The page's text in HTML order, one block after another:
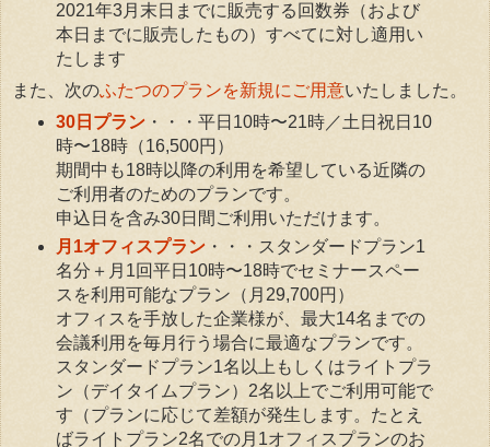
2021年3月末日までに販売する回数券（および
本日までに販売したもの）すべてに対し適用い
たします
また、次のふたつのプランを新規にご用意いたしました。
30日プラン・・・平日10時〜21時／土日祝日10
時〜18時（16,500円）
期間中も18時以降の利用を希望している近隣の
ご利用者のためのプランです。
申込日を含み30日間ご利用いただけます。
月1オフィスプラン・・・スタンダードプラン1
名分＋月1回平日10時〜18時でセミナースペー
スを利用可能なプラン（月29,700円）
オフィスを手放した企業様が、最大14名までの
会議利用を毎月行う場合に最適なプランです。
スタンダードプラン1名以上もしくはライトプラ
ン（デイタイムプラン）2名以上でご利用可能で
す（プランに応じて差額が発生します。たとえ
ばライトプラン2名での月1オフィスプランのお